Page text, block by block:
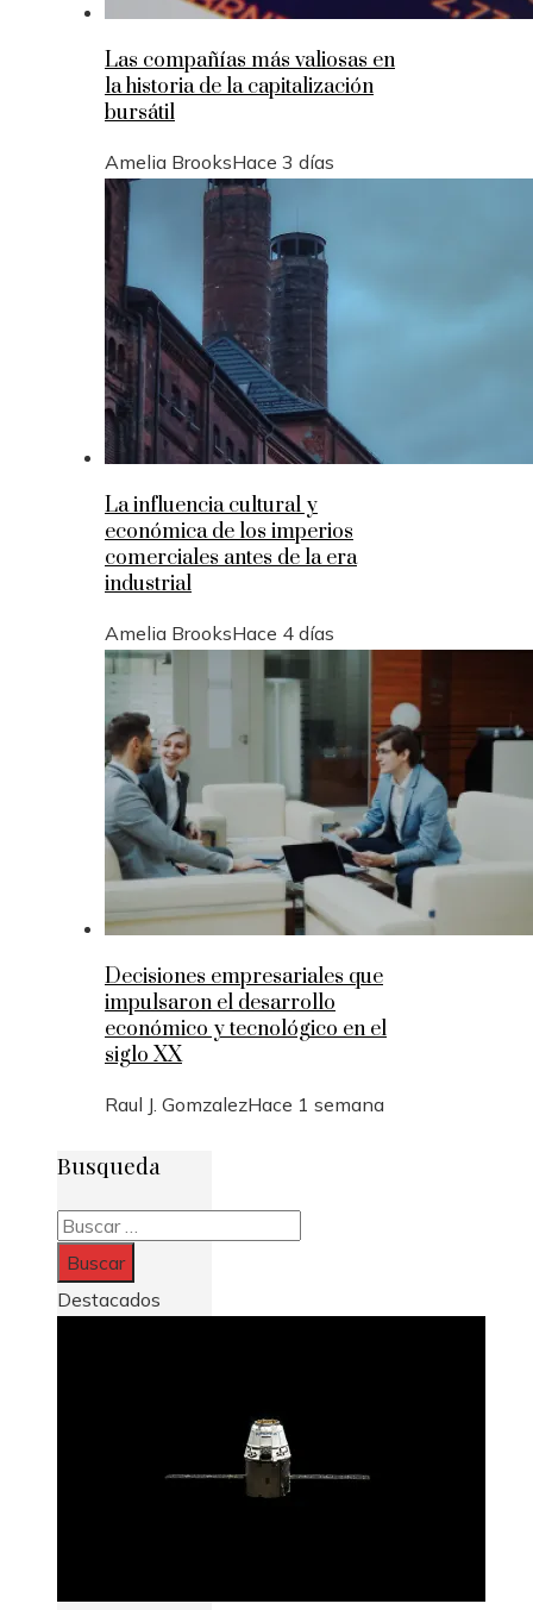
Las compañías más valiosas en
la historia de la capitalización
bursátil
Amelia BrooksHace 3 días
La influencia cultural y
económica de los imperios
comerciales antes de la era
industrial
Amelia BrooksHace 4 días
Decisiones empresariales que
impulsaron el desarrollo
económico y tecnológico en el
siglo XX
Raul J. GomzalezHace 1 semana
Busqueda
Buscar:
Destacados